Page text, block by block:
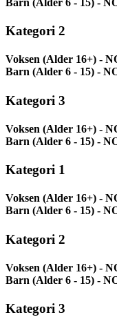
Kategori 2
Voksen (Alder 16+) -
Barn (Alder 6 - 15) -
Kategori 3
Voksen (Alder 16+) -
Barn (Alder 6 - 15) -
Kategori 1
Voksen (Alder 16+) -
Barn (Alder 6 - 15) -
Kategori 2
Voksen (Alder 16+) -
Barn (Alder 6 - 15) -
Kategori 3